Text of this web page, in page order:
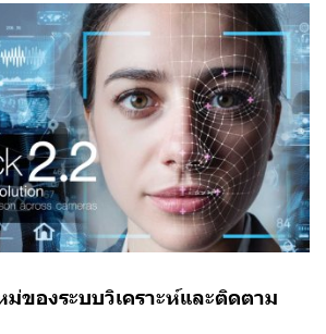
ของระบบวิเคราะห์และติดตาม